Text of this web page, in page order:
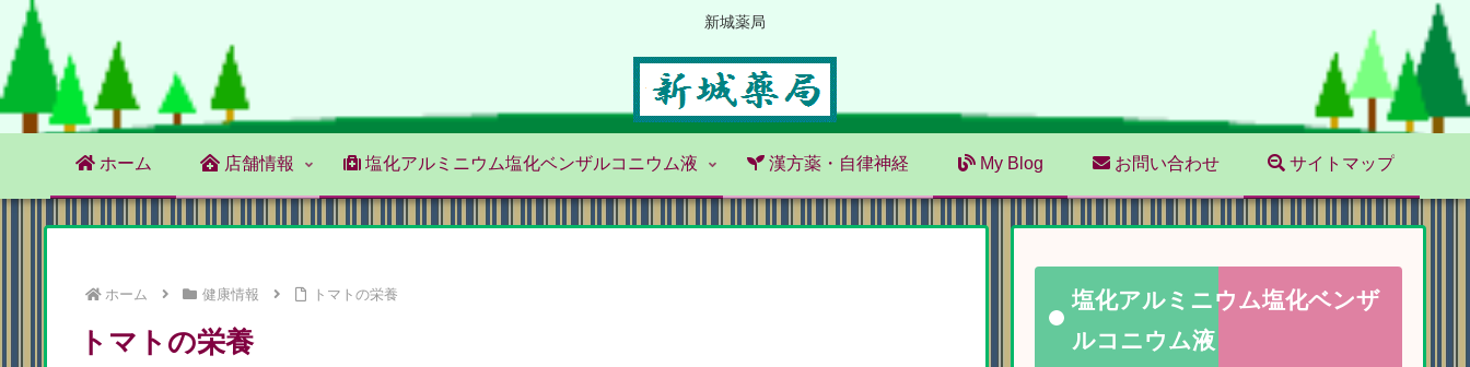
新城薬局
ホーム 店舗情報 塩化アルミニウム塩化ベンザルコニウム液 漢方薬・自律神経 My Blog お問い合わせ サイトマップ
ホーム 健康情報 トマトの栄養
トマトの栄養
塩化アルミニウム塩化ベンザ
ルコニウム液